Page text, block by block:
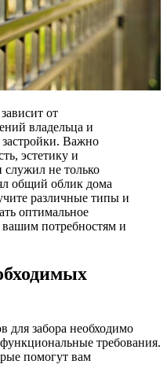
от
владельца и
Важно
эстетику и
служил не только
общий облик дома
различные типы и
оптимальное
потребностям и
для забора необходимо
требования.
помогут вам